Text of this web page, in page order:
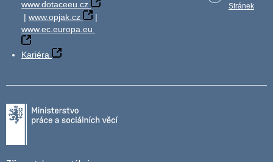
www.dotaceeu.cz
| www.opjak.cz
|
www.ec.europa.eu
Kariéra
Stránek